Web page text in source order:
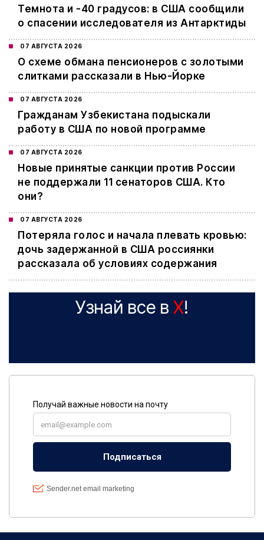
Темнота и -40 градусов: в США сообщили
о спасении исследователя из Антарктиды
07 АВГУСТА 2026
О схеме обмана пенсионеров с золотыми
слитками рассказали в Нью-Йорке
07 АВГУСТА 2026
Гражданам Узбекистана подыскали
работу в США по новой программе
07 АВГУСТА 2026
Новые принятые санкции против России
не поддержали 11 сенаторов США. Кто
они?
07 АВГУСТА 2026
Потеряла голос и начала плевать кровью:
дочь задержанной в США россиянки
рассказала об условиях содержания
Узнай все в X!